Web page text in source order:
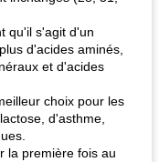
qu'il s'agit d'un
d'acides aminés,
et d'acides
choix pour les
d'asthme,
la première fois au